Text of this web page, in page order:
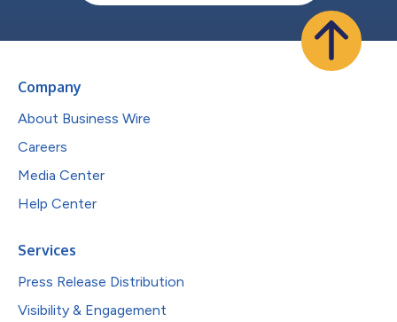
Company
About Business Wire
Careers
Media Center
Help Center
Services
Press Release Distribution
Visibility & Engagement